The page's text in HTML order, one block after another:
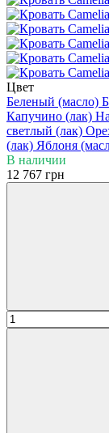
Цвет
Беленый (масло)
Капучино (лак)
светлый (лак)
(лак) Яблоня
В наличии
12 767 грн